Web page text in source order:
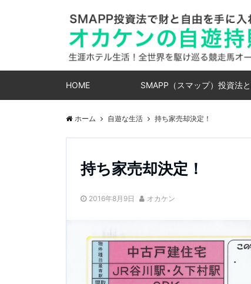
HOME SMAPP（スマップ）投資法
ホーム 自遊な生活 持ち家売却決定！
持ち家売却決定！
2016年8月9日 オカケン